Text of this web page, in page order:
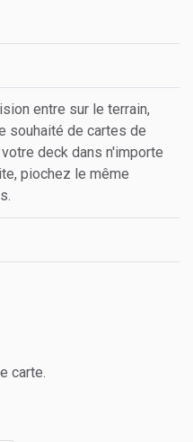
entre sur le terrain,
souhaité de cartes de
deck dans n'importe
piochez le même
carte.